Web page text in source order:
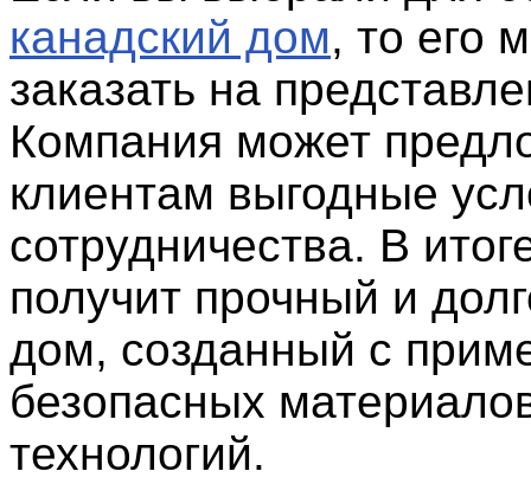
канадский дом, то его
заказать на
Компания может
клиентам выгодные
сотрудничества. В
получит прочный и
дом, созданный с
безопасных
технологий.